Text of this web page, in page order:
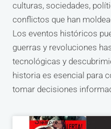
culturas, sociedades,
conflictos que han
Los eventos históricos
guerras y revoluciones
tecnológicas y
historia es esencial para
tomar decisiones